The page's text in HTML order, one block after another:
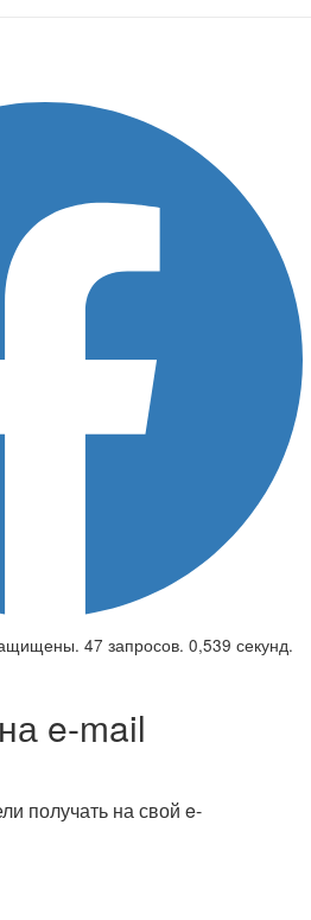
47 запросов. 0,539 секунд.
e-mail
получать на свой e-